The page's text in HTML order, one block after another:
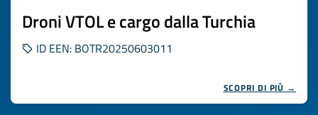
Droni VTOL e cargo dalla Turchia
ID EEN: BOTR20250603011
SCOPRI DI PIÙ →